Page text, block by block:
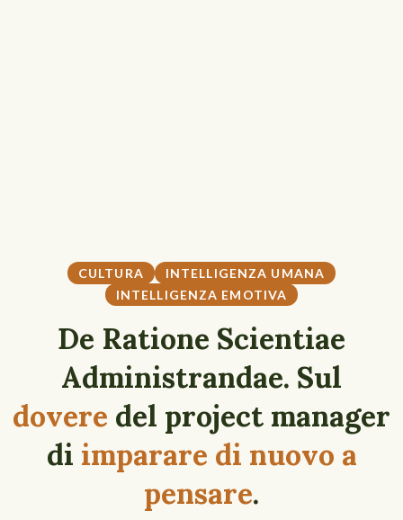
CULTURA
INTELLIGENZA UMANA
INTELLIGENZA EMOTIVA
De Ratione Scientiae
Administrandae. Sul
dovere del project manager
di imparare di nuovo a
pensare.